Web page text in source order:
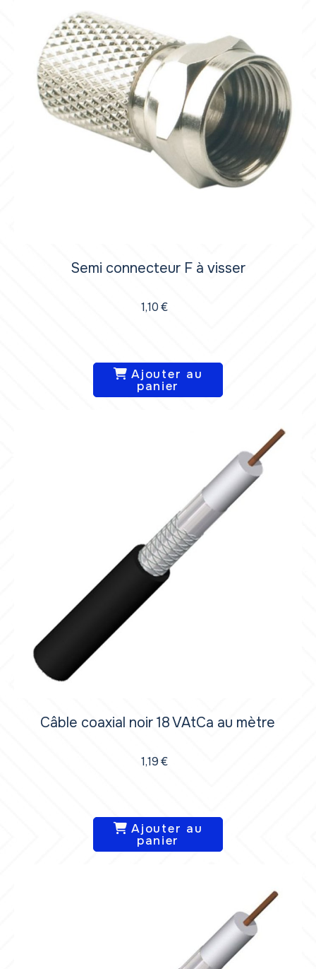
Semi connecteur F à visser
1,10€
Ajouter au
panier
Câble coaxial noir 18 VAtCa au mètre
1,19€
Ajouter au
panier